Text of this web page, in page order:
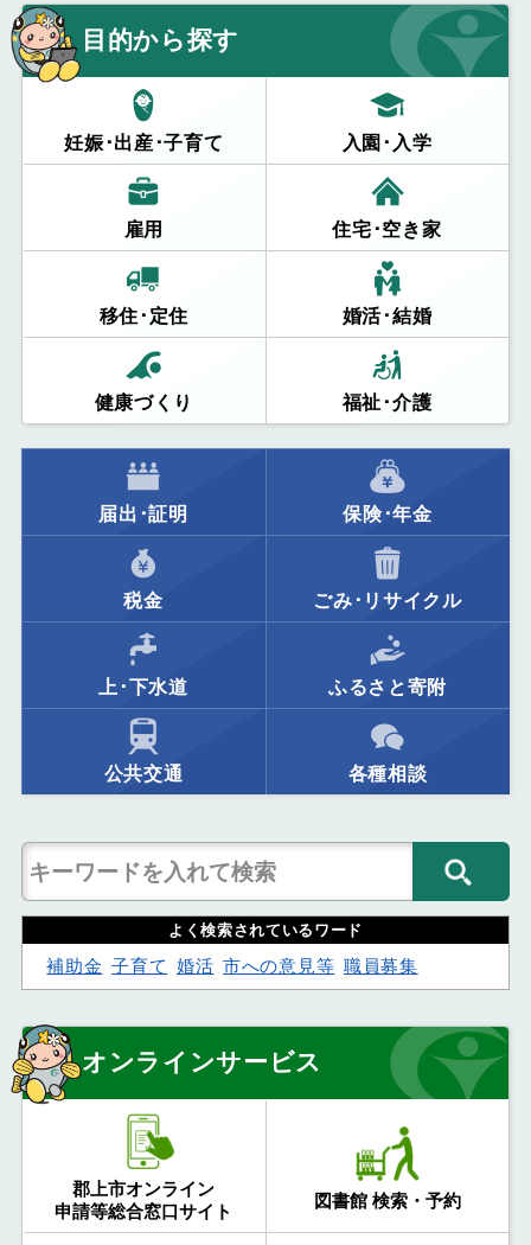
目的から探す
妊娠･出産･子育て 入園･入学
雇用 住宅･空き家
移住･定住 婚活･結婚
健康づくり 福祉･介護
届出･証明 保険･年金
税金 ごみ･リサイクル
上･下水道 ふるさと寄附
公共交通 各種相談
よく検索されているワード
補助金 子育て 婚活 市への意見等 職員募集
オンラインサービス
郡上市オンライン
申請等総合窓口サイト
図書館 検索・予約